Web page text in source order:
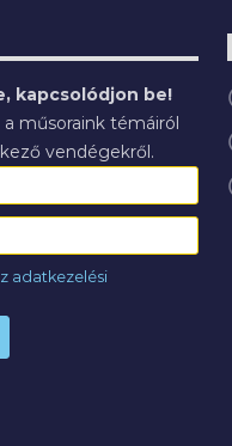
kapcsolódjon be!
műsoraink témáiról
vendégekről.
adatkezelési